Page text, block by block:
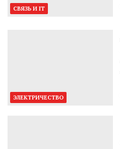
СВЯЗЬ И IT
ЭЛЕКТРИЧЕСТВО